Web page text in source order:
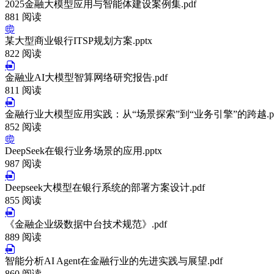
2025金融大模型应用与智能体建设案例集.pdf
881 阅读
某大型商业银行ITSP规划方案.pptx
822 阅读
金融业AI大模型智算网络研究报告.pdf
811 阅读
金融行业大模型应用实践：从“场景探索”到“业务引擎”的跨越
852 阅读
DeepSeek在银行业务场景的应用.pptx
987 阅读
Deepseek大模型在银行系统的部署方案设计.pdf
855 阅读
《金融企业级数据中台技术规范》.pdf
889 阅读
智能分析AI Agent在金融行业的先进实践与展望.pdf